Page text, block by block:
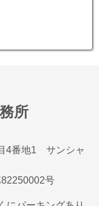
所
4番地1 サンシャ
号